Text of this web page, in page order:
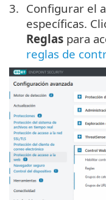
Configurar el
específicas.
Reglas para
reglas de